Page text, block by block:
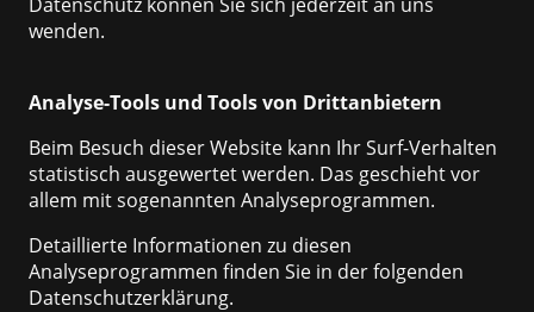
wenden.
Analyse-Tools und Tools von Drittanbietern
Beim Besuch dieser Website kann Ihr Surf-Verhalten
statistisch ausgewertet werden. Das geschieht vor
allem mit sogenannten Analyseprogrammen.
Detaillierte Informationen zu diesen
Analyseprogrammen finden Sie in der folgenden
Datenschutzerklärung.